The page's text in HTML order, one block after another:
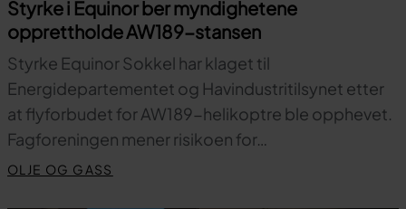
Styrke i Equinor ber myndighetene
opprettholde AW189-stansen
Styrke Equinor Sokkel har klaget til
Energidepartementet og Havindustritilsynet etter
at flyforbudet for AW189-helikoptre ble opphevet.
Fagforeningen mener risikoen for…
OLJE OG GASS